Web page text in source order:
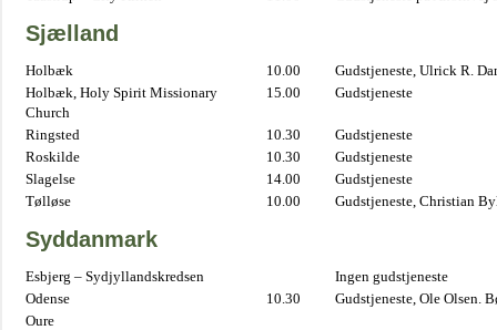
Sjælland
Holbæk 10.00
Gudstjeneste, Ulrick R.
Holbæk, Holy Spirit Missionary
Church
15.00 Gudstjeneste
Ringsted 10.30
Gudstjeneste
Roskilde
10.30
Gudstjeneste
Slagelse
14.00
Gudstjeneste
Tølløse
10.00 Gudstjeneste, Christian
Syddanmark
Esbjerg – Sydjyllandskredsen
Ingen gudstjeneste
Odense
10.30
Gudstjeneste, Ole Olsen.
Oure